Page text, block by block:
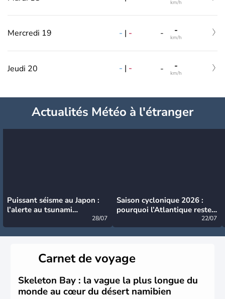
km/h
Mercredi 19 - | - - -
km/h
Jeudi 20 - | - - -
km/h
Actualités Météo à l'étranger
Puissant séisme au Japon :
l’alerte au tsunami
28/07
Saison cyclonique 2026 :
pourquoi l’Atlantique reste
22/07
Carnet de voyage
Skeleton Bay : la vague la plus longue du
monde au cœur du désert namibien